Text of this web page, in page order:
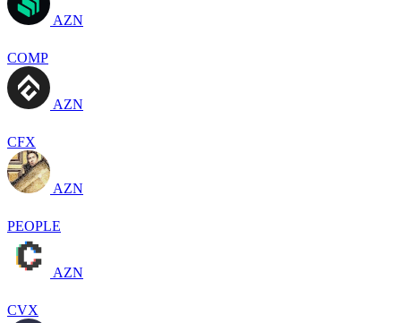
AZN
COMP
AZN
CFX
AZN
PEOPLE
AZN
CVX